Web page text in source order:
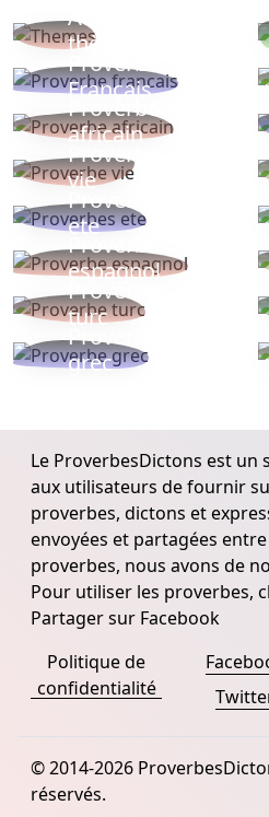
Autres
thèmes
Proverbe
Français
Proverbe
africain
Proverbe
vie
Proverbes
ete
Proverbe
espagnol
Proverbe
turc
Proverbe
grec
Le ProverbesDictons est un
aux utilisateurs de fournir
proverbes, dictons et
envoyées et partagées
proverbes, nous avons de
Pour utiliser les proverbes,
Partager sur Facebook
Politique de
confidentialité
© 2014-2026
réservés.